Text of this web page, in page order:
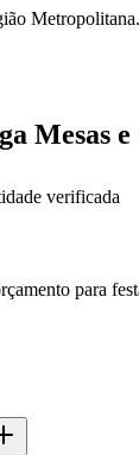
Metropolitana.
Mesas
verificada
para